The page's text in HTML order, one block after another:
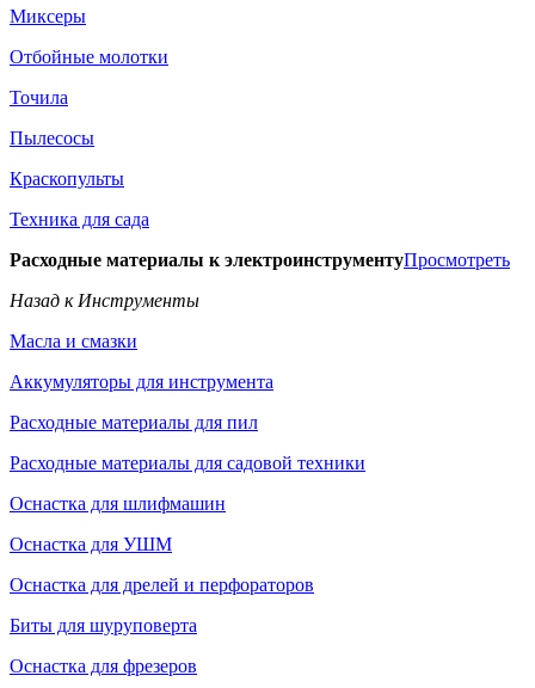
Миксеры
Отбойные молотки
Точила
Пылесосы
Краскопульты
Техника для сада
Расходные материалы к электроинструментуПросмотреть
Назад к Инструменты
Масла и смазки
Аккумуляторы для инструмента
Расходные материалы для пил
Расходные материалы для садовой техники
Оснастка для шлифмашин
Оснастка для УШМ
Оснастка для дрелей и перфораторов
Биты для шуруповерта
Оснастка для фрезеров